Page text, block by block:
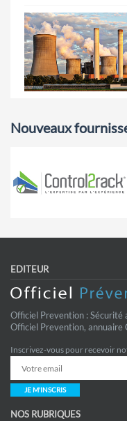
Nouveaux
EDITEUR
Officiel Prevention : Sécurité
Officiel Prevention, annuaire
Inscrivez-vous pour recevoir
JE M'INSCRIS
NOS RUBRIQUES